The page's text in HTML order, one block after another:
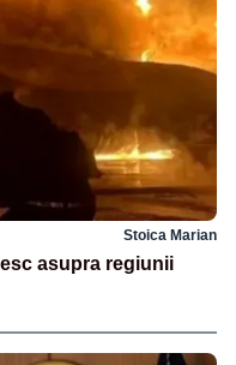
Stoica Marian
asupra regiunii